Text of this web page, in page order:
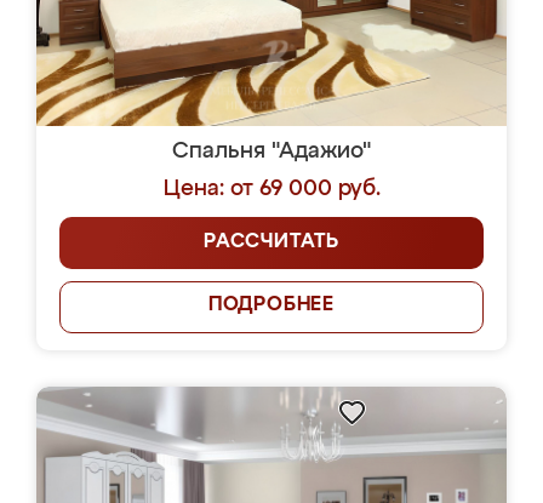
Спальня "Адажио"
Цена: от 69 000 руб.
РАССЧИТАТЬ
ПОДРОБНЕЕ